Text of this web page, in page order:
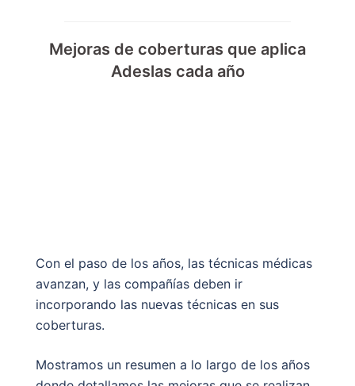
Mejoras de coberturas que aplica
Adeslas cada año
Con el paso de los años, las técnicas médicas
avanzan, y las compañías deben ir
incorporando las nuevas técnicas en sus
coberturas.
Mostramos un resumen a lo largo de los años